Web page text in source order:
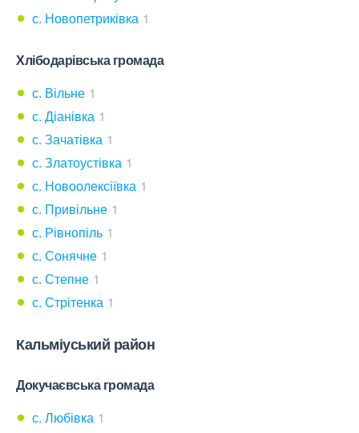
с. Новопетриківка 1
Хлібодарівська громада
с. Вільне 1
с. Діанівка 1
с. Зачатівка 1
с. Златоустівка 1
с. Новоолексіївка 1
с. Привільне 1
с. Рівнопіль 1
с. Сонячне 1
с. Степне 1
с. Стрітенка 1
Кальміуський район
Докучаєвська громада
с. Любівка 1